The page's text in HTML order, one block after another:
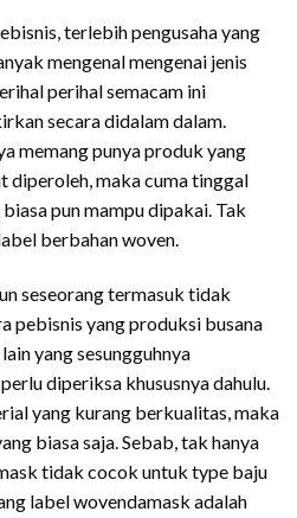
terlebih pengusaha yang
mengenal mengenai jenis
perihal semacam ini
secara didalam dalam.
memang punya produk yang
maka cuma tinggal
pun mampu dipakai. Tak
berbahan woven.
seseorang termasuk tidak
pebisnis yang produksi busana
yang sesungguhnya
diperiksa khususnya dahulu.
yang kurang berkualitas, maka
biasa saja. Sebab, tak hanya
tidak cocok untuk type baju
label wovendamask adalah